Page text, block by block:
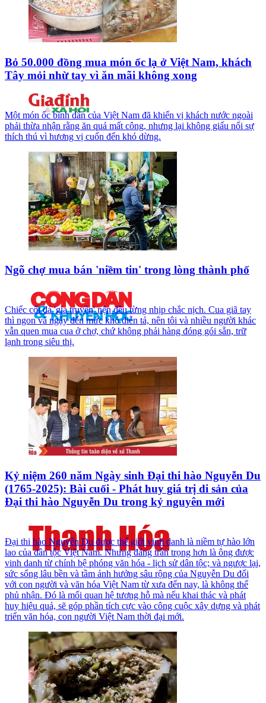
Bỏ 50.000 đồng mua món ốc lạ ở Việt Nam, khách
Tây mỏi nhừ tay vì ăn mãi không xong
Một món ốc bình dân của Việt Nam đã khiến vị khách nước ngoài
phải thừa nhận rằng ăn quá mất công, nhưng lại không giấu nổi sự
thích thú vì hương vị cuốn đến khó dừng.
Ngõ chợ mua bán 'niềm tin' trong lòng thành phố
Chiếc cối đá 'gia truyền' nện đều từng nhịp chắc nịch. Cua giã tay
thì ngon và ngậy đến mức khó diễn tả, nên tôi và nhiều người khác
vẫn quen mua cua ở chợ, chứ không phải hàng đóng gói sẵn, trữ
lạnh trong siêu thị.
Kỷ niệm 260 năm Ngày sinh Đại thi hào Nguyễn Du
(1765-2025): Bài cuối - Phát huy giá trị di sản của
Đại thi hào Nguyễn Du trong kỷ nguyên mới
Đại thi hào Nguyễn Du được thế giới vinh danh là niềm tự hào lớn
lao của dân tộc Việt Nam. Nhưng đáng trân trọng hơn là ông được
vinh danh từ chính bệ phóng văn hóa - lịch sử dân tộc; và ngược lại,
sức sống lâu bền và tầm ảnh hưởng sâu rộng của Nguyễn Du đối
với con người và văn hóa Việt Nam từ xưa đến nay, là không thể
phủ nhận. Đó là mối quan hệ tương hỗ mà nếu khai thác và phát
huy hiệu quả, sẽ góp phần tích cực vào công cuộc xây dựng và phát
triển văn hóa, con người Việt Nam thời đại mới.